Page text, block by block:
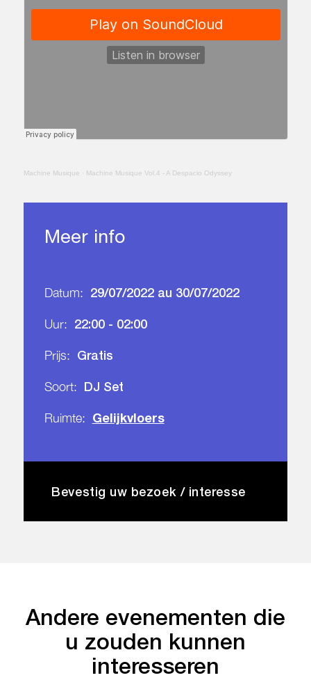
Machine Musique · Machine Musique Vol.4 - A Despacio Odyssey
Meer info
Datum: 29/07/2022 au 30/07/2022
Uur: 22:00 - 02:00
Prijs: Gratis
Soort: DJ Set
Ruimte: Gelijkvloers
Bevestig uw bezoek / interesse
Andere evenementen die
u zouden kunnen
interesseren